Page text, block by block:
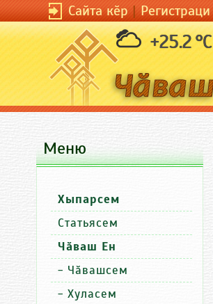
Сайта кӗр|Регистраци
+25.2 °C
Меню
Хыпарсем
Статьясем
Чӑваш Ен
- Чӑвашсем
- Хуласем